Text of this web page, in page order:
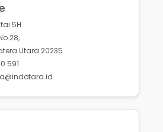
5H
Utara 20235
591